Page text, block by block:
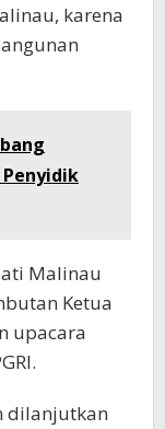
karena
Malinau
Ketua
upacara
dilanjutkan